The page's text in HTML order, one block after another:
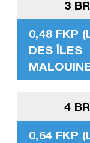
3
0,48 FKP
DES ÎLES
4
0,64 FKP